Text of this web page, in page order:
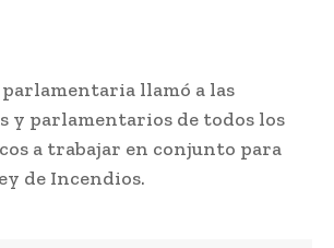
llamó a las
y parlamentarios de todos los
a trabajar en conjunto para
de Incendios.